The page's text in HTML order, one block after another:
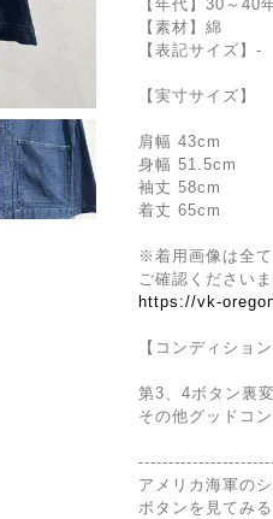
【年代】30～40
【素材】綿
【表記サイズ】-
【実寸サイズ】
肩幅 43cm
身幅 51.5cm
袖丈 58cm
着丈 65cm
※着用画像は全て
ご確認くださいま
https://vk-
【コンディション
第3、4ボタン裏
その他グッドコ
アメリカ海軍の
ボタンを見てみ